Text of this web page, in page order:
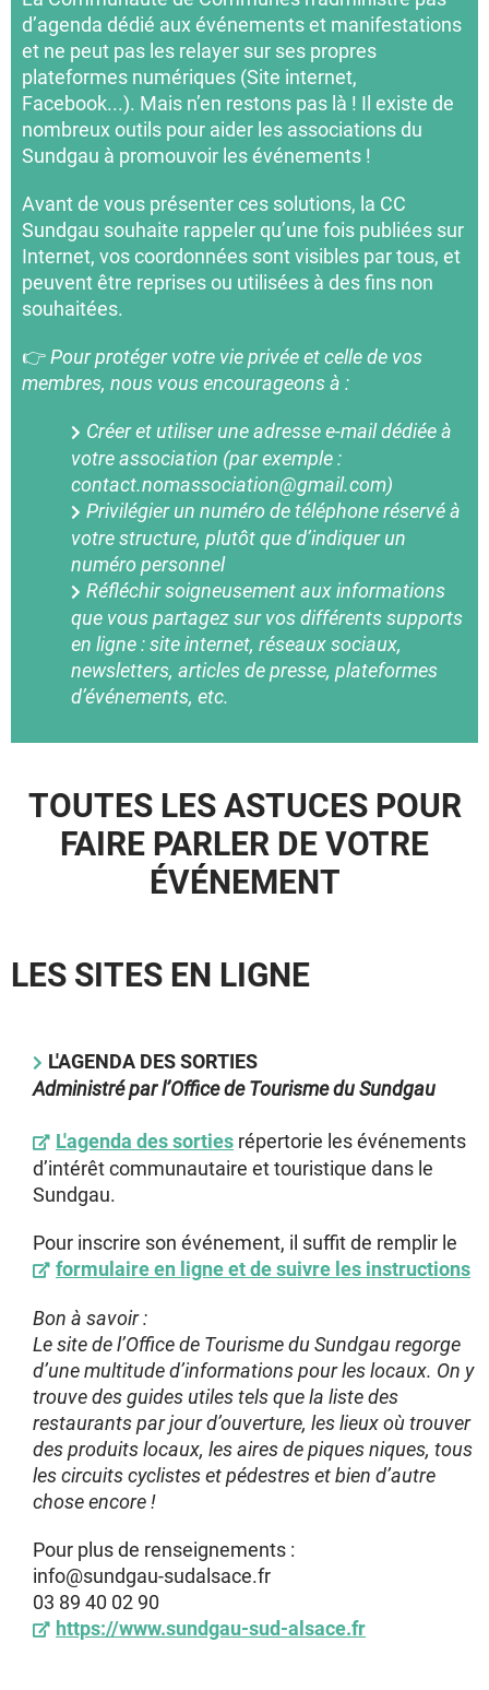
d’agenda dédié aux événements et manifestations
et ne peut pas les relayer sur ses propres
plateformes numériques (Site internet,
Facebook...). Mais n’en restons pas là ! Il existe de
nombreux outils pour aider les associations du
Sundgau à promouvoir les événements !
Avant de vous présenter ces solutions, la CC
Sundgau souhaite rappeler qu’une fois publiées sur
Internet, vos coordonnées sont visibles par tous, et
peuvent être reprises ou utilisées à des fins non
souhaitées.
👉Pour protéger votre vie privée et celle de vos
membres, nous vous encourageons à :
Créer et utiliser une adresse e-mail dédiée à
votre association (par exemple :
contact.nomassociation@gmail.com)
Privilégier un numéro de téléphone réservé à
votre structure, plutôt que d’indiquer un
numéro personnel
Réfléchir soigneusement aux informations
que vous partagez sur vos différents supports
en ligne : site internet, réseaux sociaux,
newsletters, articles de presse, plateformes
d’événements, etc.
TOUTES LES ASTUCES POUR
FAIRE PARLER DE VOTRE
ÉVÉNEMENT
LES SITES EN LIGNE
L'AGENDA DES SORTIES
Administré par l’Office de Tourisme du Sundgau
L'agenda des sorties répertorie les événements
d’intérêt communautaire et touristique dans le
Sundgau.
Pour inscrire son événement, il suffit de remplir le
formulaire en ligne et de suivre les instructions
Bon à savoir :
Le site de l’Office de Tourisme du Sundgauregorge
d’une multitude d’informations pour les locaux. On y
trouve des guides utiles tels que la liste des
restaurants par jour d’ouverture, les lieux où trouver
des produits locaux, les aires de piques niques, tous
les circuits cyclistes et pédestres et bien d’autre
chose encore !
Pour plus de renseignements :
info@sundgau-sudalsace.fr
03 89 40 02 90
https://www.sundgau-sud-alsace.fr